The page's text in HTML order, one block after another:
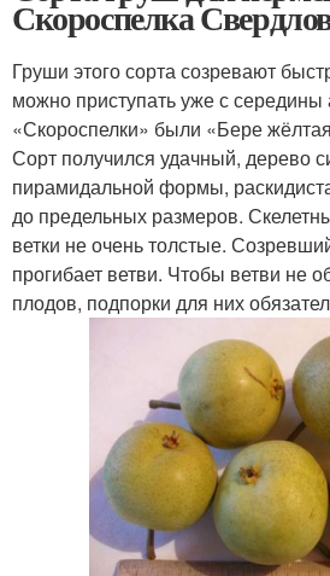
Скороспелка
Груши этого сорта созревают
можно приступать уже с середины
«Скороспелки» были «Бере
Сорт получился удачный, дерево
пирамидальной формы,
до предельных размеров.
ветки не очень толстые.
прогибает ветви. Чтобы ветви не
плодов, подпорки для них